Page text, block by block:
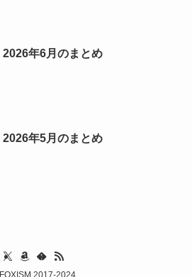
2026年6月のまとめ
2026年5月のまとめ